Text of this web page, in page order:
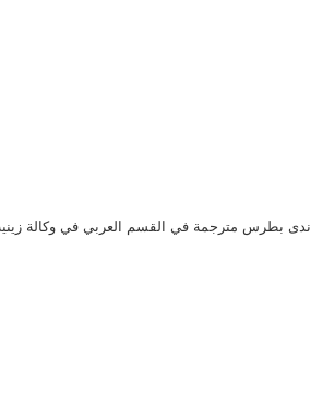
ندى بطرس مترجمة في القسم العربي في وكالة